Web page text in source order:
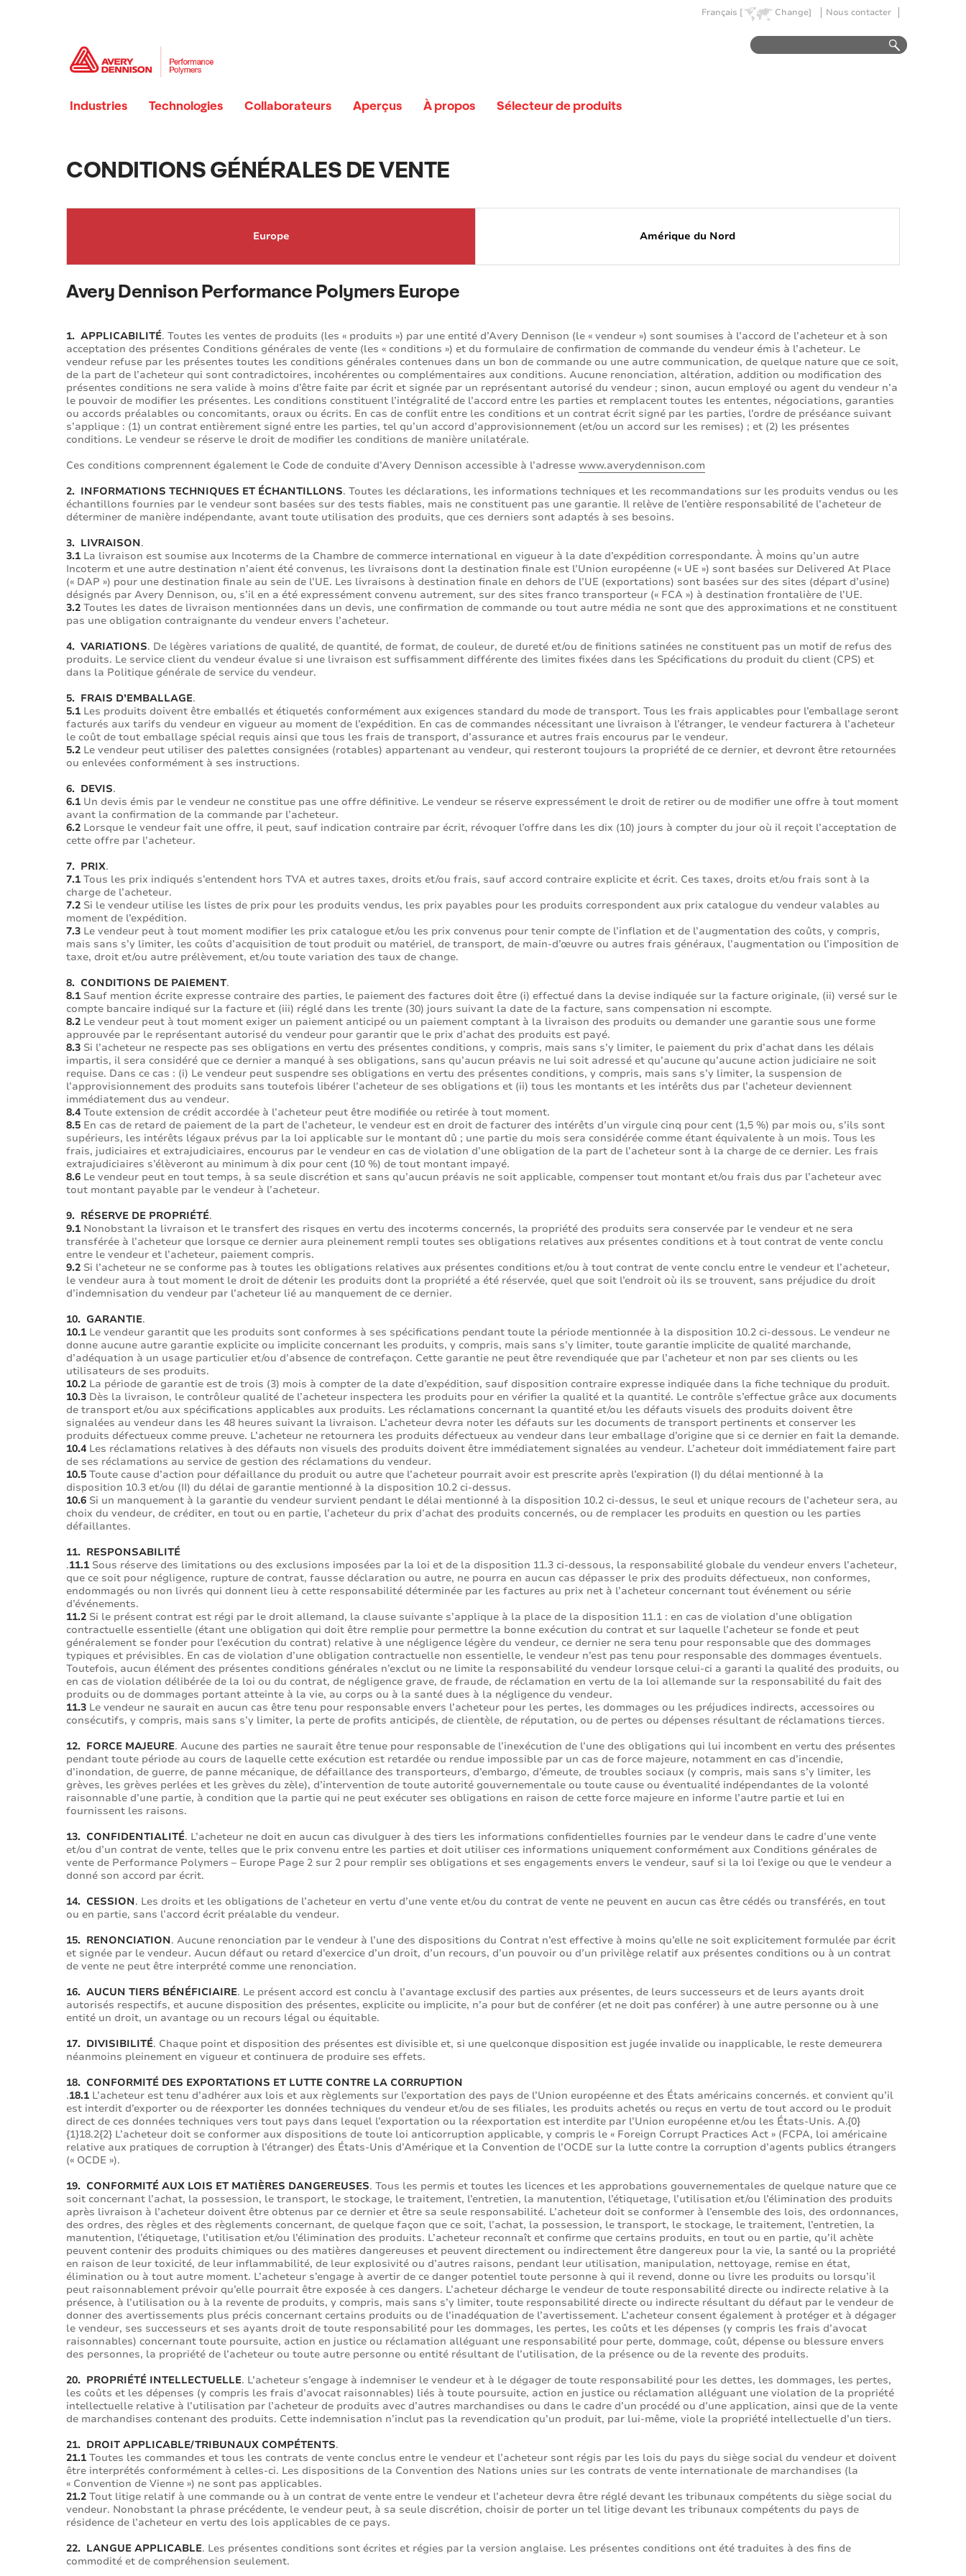
Français [ Change] Nous contacter
Industries Technologies Collaborateurs Aperçus À propos Sélecteur de produits
CONDITIONS GÉNÉRALES DE VENTE
Europe Amérique du Nord
Avery Dennison Performance Polymers Europe
1. APPLICABILITÉ. Toutes les ventes de produits (les « produits ») par une entité d’Avery Dennison (le « vendeur ») sont soumises à l’accord de l’acheteur et à son
acceptation des présentes Conditions générales de vente (les « conditions ») et du formulaire de confirmation de commande du vendeur émis à l’acheteur. Le
vendeur refuse par les présentes toutes les conditions générales contenues dans un bon de commande ou une autre communication, de quelque nature que ce soit,
de la part de l’acheteur qui sont contradictoires, incohérentes ou complémentaires aux conditions. Aucune renonciation, altération, addition ou modification des
présentes conditions ne sera valide à moins d’être faite par écrit et signée par un représentant autorisé du vendeur ; sinon, aucun employé ou agent du vendeur n’a
le pouvoir de modifier les présentes. Les conditions constituent l’intégralité de l’accord entre les parties et remplacent toutes les ententes, négociations, garanties
ou accords préalables ou concomitants, oraux ou écrits. En cas de conflit entre les conditions et un contrat écrit signé par les parties, l’ordre de préséance suivant
s’applique : (1) un contrat entièrement signé entre les parties, tel qu’un accord d’approvisionnement (et/ou un accord sur les remises) ; et (2) les présentes
conditions. Le vendeur se réserve le droit de modifier les conditions de manière unilatérale.
Ces conditions comprennent également le Code de conduite d’Avery Dennison accessible à l’adresse www.averydennison.com
2. INFORMATIONS TECHNIQUES ET ÉCHANTILLONS. Toutes les déclarations, les informations techniques et les recommandations sur les produits vendus ou les
échantillons fournies par le vendeur sont basées sur des tests fiables, mais ne constituent pas une garantie. Il relève de l’entière responsabilité de l’acheteur de
déterminer de manière indépendante, avant toute utilisation des produits, que ces derniers sont adaptés à ses besoins.
3. LIVRAISON.
3.1 La livraison est soumise aux Incoterms de la Chambre de commerce international en vigueur à la date d’expédition correspondante. À moins qu’un autre
Incoterm et une autre destination n’aient été convenus, les livraisons dont la destination finale est l’Union européenne (« UE ») sont basées sur Delivered At Place
(« DAP ») pour une destination finale au sein de l’UE. Les livraisons à destination finale en dehors de l’UE (exportations) sont basées sur des sites (départ d’usine)
désignés par Avery Dennison, ou, s’il en a été expressément convenu autrement, sur des sites franco transporteur (« FCA ») à destination frontalière de l’UE.
3.2 Toutes les dates de livraison mentionnées dans un devis, une confirmation de commande ou tout autre média ne sont que des approximations et ne constituent
pas une obligation contraignante du vendeur envers l’acheteur.
4. VARIATIONS. De légères variations de qualité, de quantité, de format, de couleur, de dureté et/ou de finitions satinées ne constituent pas un motif de refus des
produits. Le service client du vendeur évalue si une livraison est suffisamment différente des limites fixées dans les Spécifications du produit du client (CPS) et
dans la Politique générale de service du vendeur.
5. FRAIS D’EMBALLAGE.
5.1 Les produits doivent être emballés et étiquetés conformément aux exigences standard du mode de transport. Tous les frais applicables pour l’emballage seront
facturés aux tarifs du vendeur en vigueur au moment de l’expédition. En cas de commandes nécessitant une livraison à l’étranger, le vendeur facturera à l’acheteur
le coût de tout emballage spécial requis ainsi que tous les frais de transport, d’assurance et autres frais encourus par le vendeur.
5.2 Le vendeur peut utiliser des palettes consignées (rotables) appartenant au vendeur, qui resteront toujours la propriété de ce dernier, et devront être retournées
ou enlevées conformément à ses instructions.
6. DEVIS.
6.1 Un devis émis par le vendeur ne constitue pas une offre définitive. Le vendeur se réserve expressément le droit de retirer ou de modifier une offre à tout moment
avant la confirmation de la commande par l’acheteur.
6.2 Lorsque le vendeur fait une offre, il peut, sauf indication contraire par écrit, révoquer l’offre dans les dix (10) jours à compter du jour où il reçoit l’acceptation de
cette offre par l’acheteur.
7. PRIX.
7.1 Tous les prix indiqués s’entendent hors TVA et autres taxes, droits et/ou frais, sauf accord contraire explicite et écrit. Ces taxes, droits et/ou frais sont à la
charge de l’acheteur.
7.2 Si le vendeur utilise les listes de prix pour les produits vendus, les prix payables pour les produits correspondent aux prix catalogue du vendeur valables au
moment de l’expédition.
7.3 Le vendeur peut à tout moment modifier les prix catalogue et/ou les prix convenus pour tenir compte de l’inflation et de l’augmentation des coûts, y compris,
mais sans s’y limiter, les coûts d’acquisition de tout produit ou matériel, de transport, de main-d’œuvre ou autres frais généraux, l’augmentation ou l’imposition de
taxe, droit et/ou autre prélèvement, et/ou toute variation des taux de change.
8. CONDITIONS DE PAIEMENT.
8.1 Sauf mention écrite expresse contraire des parties, le paiement des factures doit être (i) effectué dans la devise indiquée sur la facture originale, (ii) versé sur le
compte bancaire indiqué sur la facture et (iii) réglé dans les trente (30) jours suivant la date de la facture, sans compensation ni escompte.
8.2 Le vendeur peut à tout moment exiger un paiement anticipé ou un paiement comptant à la livraison des produits ou demander une garantie sous une forme
approuvée par le représentant autorisé du vendeur pour garantir que le prix d’achat des produits est payé.
8.3 Si l’acheteur ne respecte pas ses obligations en vertu des présentes conditions, y compris, mais sans s’y limiter, le paiement du prix d’achat dans les délais
impartis, il sera considéré que ce dernier a manqué à ses obligations, sans qu’aucun préavis ne lui soit adressé et qu’aucune qu’aucune action judiciaire ne soit
requise. Dans ce cas : (i) Le vendeur peut suspendre ses obligations en vertu des présentes conditions, y compris, mais sans s’y limiter, la suspension de
l’approvisionnement des produits sans toutefois libérer l’acheteur de ses obligations et (ii) tous les montants et les intérêts dus par l’acheteur deviennent
immédiatement dus au vendeur.
8.4 Toute extension de crédit accordée à l’acheteur peut être modifiée ou retirée à tout moment.
8.5 En cas de retard de paiement de la part de l’acheteur, le vendeur est en droit de facturer des intérêts d’un virgule cinq pour cent (1,5 %) par mois ou, s’ils sont
supérieurs, les intérêts légaux prévus par la loi applicable sur le montant dû ; une partie du mois sera considérée comme étant équivalente à un mois. Tous les
frais, judiciaires et extrajudiciaires, encourus par le vendeur en cas de violation d’une obligation de la part de l’acheteur sont à la charge de ce dernier. Les frais
extrajudiciaires s’élèveront au minimum à dix pour cent (10 %) de tout montant impayé.
8.6 Le vendeur peut en tout temps, à sa seule discrétion et sans qu’aucun préavis ne soit applicable, compenser tout montant et/ou frais dus par l’acheteur avec
tout montant payable par le vendeur à l’acheteur.
9. RÉSERVE DE PROPRIÉTÉ.
9.1 Nonobstant la livraison et le transfert des risques en vertu des incoterms concernés, la propriété des produits sera conservée par le vendeur et ne sera
transférée à l’acheteur que lorsque ce dernier aura pleinement rempli toutes ses obligations relatives aux présentes conditions et à tout contrat de vente conclu
entre le vendeur et l’acheteur, paiement compris.
9.2 Si l’acheteur ne se conforme pas à toutes les obligations relatives aux présentes conditions et/ou à tout contrat de vente conclu entre le vendeur et l’acheteur,
le vendeur aura à tout moment le droit de détenir les produits dont la propriété a été réservée, quel que soit l’endroit où ils se trouvent, sans préjudice du droit
d’indemnisation du vendeur par l’acheteur lié au manquement de ce dernier.
10. GARANTIE.
10.1 Le vendeur garantit que les produits sont conformes à ses spécifications pendant toute la période mentionnée à la disposition 10.2 ci-dessous. Le vendeur ne
donne aucune autre garantie explicite ou implicite concernant les produits, y compris, mais sans s’y limiter, toute garantie implicite de qualité marchande,
d’adéquation à un usage particulier et/ou d’absence de contrefaçon. Cette garantie ne peut être revendiquée que par l’acheteur et non par ses clients ou les
utilisateurs de ses produits.
10.2 La période de garantie est de trois (3) mois à compter de la date d’expédition, sauf disposition contraire expresse indiquée dans la fiche technique du produit.
10.3 Dès la livraison, le contrôleur qualité de l’acheteur inspectera les produits pour en vérifier la qualité et la quantité. Le contrôle s’effectue grâce aux documents
de transport et/ou aux spécifications applicables aux produits. Les réclamations concernant la quantité et/ou les défauts visuels des produits doivent être
signalées au vendeur dans les 48 heures suivant la livraison. L’acheteur devra noter les défauts sur les documents de transport pertinents et conserver les
produits défectueux comme preuve. L’acheteur ne retournera les produits défectueux au vendeur dans leur emballage d’origine que si ce dernier en fait la demande.
10.4 Les réclamations relatives à des défauts non visuels des produits doivent être immédiatement signalées au vendeur. L’acheteur doit immédiatement faire part
de ses réclamations au service de gestion des réclamations du vendeur.
10.5 Toute cause d’action pour défaillance du produit ou autre que l’acheteur pourrait avoir est prescrite après l’expiration (I) du délai mentionné à la
disposition 10.3 et/ou (II) du délai de garantie mentionné à la disposition 10.2 ci-dessus.
10.6 Si un manquement à la garantie du vendeur survient pendant le délai mentionné à la disposition 10.2 ci-dessus, le seul et unique recours de l’acheteur sera, au
choix du vendeur, de créditer, en tout ou en partie, l’acheteur du prix d’achat des produits concernés, ou de remplacer les produits en question ou les parties
défaillantes.
11. RESPONSABILITÉ
.11.1 Sous réserve des limitations ou des exclusions imposées par la loi et de la disposition 11.3 ci-dessous, la responsabilité globale du vendeur envers l’acheteur,
que ce soit pour négligence, rupture de contrat, fausse déclaration ou autre, ne pourra en aucun cas dépasser le prix des produits défectueux, non conformes,
endommagés ou non livrés qui donnent lieu à cette responsabilité déterminée par les factures au prix net à l’acheteur concernant tout événement ou série
d’événements.
11.2 Si le présent contrat est régi par le droit allemand, la clause suivante s’applique à la place de la disposition 11.1 : en cas de violation d’une obligation
contractuelle essentielle (étant une obligation qui doit être remplie pour permettre la bonne exécution du contrat et sur laquelle l’acheteur se fonde et peut
généralement se fonder pour l’exécution du contrat) relative à une négligence légère du vendeur, ce dernier ne sera tenu pour responsable que des dommages
typiques et prévisibles. En cas de violation d’une obligation contractuelle non essentielle, le vendeur n’est pas tenu pour responsable des dommages éventuels.
Toutefois, aucun élément des présentes conditions générales n’exclut ou ne limite la responsabilité du vendeur lorsque celui-ci a garanti la qualité des produits, ou
en cas de violation délibérée de la loi ou du contrat, de négligence grave, de fraude, de réclamation en vertu de la loi allemande sur la responsabilité du fait des
produits ou de dommages portant atteinte à la vie, au corps ou à la santé dues à la négligence du vendeur.
11.3 Le vendeur ne saurait en aucun cas être tenu pour responsable envers l’acheteur pour les pertes, les dommages ou les préjudices indirects, accessoires ou
consécutifs, y compris, mais sans s’y limiter, la perte de profits anticipés, de clientèle, de réputation, ou de pertes ou dépenses résultant de réclamations tierces.
12. FORCE MAJEURE. Aucune des parties ne saurait être tenue pour responsable de l’inexécution de l’une des obligations qui lui incombent en vertu des présentes
pendant toute période au cours de laquelle cette exécution est retardée ou rendue impossible par un cas de force majeure, notamment en cas d’incendie,
d’inondation, de guerre, de panne mécanique, de défaillance des transporteurs, d’embargo, d’émeute, de troubles sociaux (y compris, mais sans s’y limiter, les
grèves, les grèves perlées et les grèves du zèle), d’intervention de toute autorité gouvernementale ou toute cause ou éventualité indépendantes de la volonté
raisonnable d’une partie, à condition que la partie qui ne peut exécuter ses obligations en raison de cette force majeure en informe l’autre partie et lui en
fournissent les raisons.
13. CONFIDENTIALITÉ. L’acheteur ne doit en aucun cas divulguer à des tiers les informations confidentielles fournies par le vendeur dans le cadre d’une vente
et/ou d’un contrat de vente, telles que le prix convenu entre les parties et doit utiliser ces informations uniquement conformément aux Conditions générales de
vente de Performance Polymers – Europe Page 2 sur 2 pour remplir ses obligations et ses engagements envers le vendeur, sauf si la loi l’exige ou que le vendeur a
donné son accord par écrit.
14. CESSION. Les droits et les obligations de l’acheteur en vertu d’une vente et/ou du contrat de vente ne peuvent en aucun cas être cédés ou transférés, en tout
ou en partie, sans l’accord écrit préalable du vendeur.
15. RENONCIATION. Aucune renonciation par le vendeur à l’une des dispositions du Contrat n’est effective à moins qu’elle ne soit explicitement formulée par écrit
et signée par le vendeur. Aucun défaut ou retard d’exercice d’un droit, d’un recours, d’un pouvoir ou d’un privilège relatif aux présentes conditions ou à un contrat
de vente ne peut être interprété comme une renonciation.
16. AUCUN TIERS BÉNÉFICIAIRE. Le présent accord est conclu à l’avantage exclusif des parties aux présentes, de leurs successeurs et de leurs ayants droit
autorisés respectifs, et aucune disposition des présentes, explicite ou implicite, n’a pour but de conférer (et ne doit pas conférer) à une autre personne ou à une
entité un droit, un avantage ou un recours légal ou équitable.
17. DIVISIBILITÉ. Chaque point et disposition des présentes est divisible et, si une quelconque disposition est jugée invalide ou inapplicable, le reste demeurera
néanmoins pleinement en vigueur et continuera de produire ses effets.
18. CONFORMITÉ DES EXPORTATIONS ET LUTTE CONTRE LA CORRUPTION
.18.1 L’acheteur est tenu d’adhérer aux lois et aux règlements sur l’exportation des pays de l’Union européenne et des États américains concernés. et convient qu’il
est interdit d’exporter ou de réexporter les données techniques du vendeur et/ou de ses filiales, les produits achetés ou reçus en vertu de tout accord ou le produit
direct de ces données techniques vers tout pays dans lequel l’exportation ou la réexportation est interdite par l’Union européenne et/ou les États-Unis. A.{0}
{1}18.2{2} L’acheteur doit se conformer aux dispositions de toute loi anticorruption applicable, y compris le « Foreign Corrupt Practices Act » (FCPA, loi américaine
relative aux pratiques de corruption à l’étranger) des États-Unis d’Amérique et la Convention de l’OCDE sur la lutte contre la corruption d’agents publics étrangers
(« OCDE »).
19. CONFORMITÉ AUX LOIS ET MATIÈRES DANGEREUSES. Tous les permis et toutes les licences et les approbations gouvernementales de quelque nature que ce
soit concernant l’achat, la possession, le transport, le stockage, le traitement, l’entretien, la manutention, l’étiquetage, l’utilisation et/ou l’élimination des produits
après livraison à l’acheteur doivent être obtenus par ce dernier et être sa seule responsabilité. L’acheteur doit se conformer à l’ensemble des lois, des ordonnances,
des ordres, des règles et des règlements concernant, de quelque façon que ce soit, l’achat, la possession, le transport, le stockage, le traitement, l’entretien, la
manutention, l’étiquetage, l’utilisation et/ou l’élimination des produits. L’acheteur reconnaît et confirme que certains produits, en tout ou en partie, qu’il achète
peuvent contenir des produits chimiques ou des matières dangereuses et peuvent directement ou indirectement être dangereux pour la vie, la santé ou la propriété
en raison de leur toxicité, de leur inflammabilité, de leur explosivité ou d’autres raisons, pendant leur utilisation, manipulation, nettoyage, remise en état,
élimination ou à tout autre moment. L’acheteur s’engage à avertir de ce danger potentiel toute personne à qui il revend, donne ou livre les produits ou lorsqu’il
peut raisonnablement prévoir qu’elle pourrait être exposée à ces dangers. L’acheteur décharge le vendeur de toute responsabilité directe ou indirecte relative à la
présence, à l’utilisation ou à la revente de produits, y compris, mais sans s’y limiter, toute responsabilité directe ou indirecte résultant du défaut par le vendeur de
donner des avertissements plus précis concernant certains produits ou de l’inadéquation de l’avertissement. L’acheteur consent également à protéger et à dégager
le vendeur, ses successeurs et ses ayants droit de toute responsabilité pour les dommages, les pertes, les coûts et les dépenses (y compris les frais d’avocat
raisonnables) concernant toute poursuite, action en justice ou réclamation alléguant une responsabilité pour perte, dommage, coût, dépense ou blessure envers
des personnes, la propriété de l’acheteur ou toute autre personne ou entité résultant de l’utilisation, de la présence ou de la revente des produits.
20. PROPRIÉTÉ INTELLECTUELLE. L’acheteur s’engage à indemniser le vendeur et à le dégager de toute responsabilité pour les dettes, les dommages, les pertes,
les coûts et les dépenses (y compris les frais d’avocat raisonnables) liés à toute poursuite, action en justice ou réclamation alléguant une violation de la propriété
intellectuelle relative à l’utilisation par l’acheteur de produits avec d’autres marchandises ou dans le cadre d’un procédé ou d’une application, ainsi que de la vente
de marchandises contenant des produits. Cette indemnisation n’inclut pas la revendication qu’un produit, par lui-même, viole la propriété intellectuelle d’un tiers.
21. DROIT APPLICABLE/TRIBUNAUX COMPÉTENTS.
21.1 Toutes les commandes et tous les contrats de vente conclus entre le vendeur et l’acheteur sont régis par les lois du pays du siège social du vendeur et doivent
être interprétés conformément à celles-ci. Les dispositions de la Convention des Nations unies sur les contrats de vente internationale de marchandises (la
« Convention de Vienne ») ne sont pas applicables.
21.2 Tout litige relatif à une commande ou à un contrat de vente entre le vendeur et l’acheteur devra être réglé devant les tribunaux compétents du siège social du
vendeur. Nonobstant la phrase précédente, le vendeur peut, à sa seule discrétion, choisir de porter un tel litige devant les tribunaux compétents du pays de
résidence de l’acheteur en vertu des lois applicables de ce pays.
22. LANGUE APPLICABLE. Les présentes conditions sont écrites et régies par la version anglaise. Les présentes conditions ont été traduites à des fins de
commodité et de compréhension seulement.